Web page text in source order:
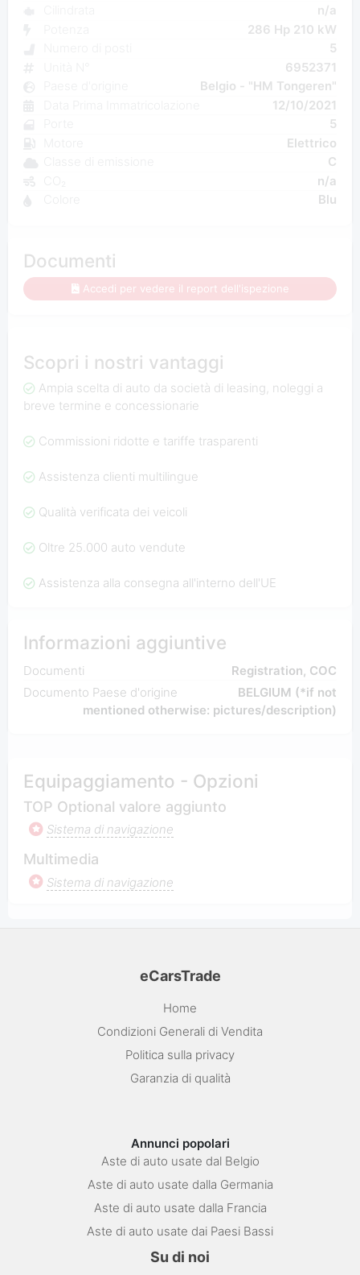
n/a
286 Hp 210 kW
5
6952371
Belgio - "HM Tongeren"
12/10/2021
5
Elettrico
C
n/a
Blu
Documenti
Accedi per vedere il report dell'ispezione
Scopri i nostri vantaggi
Ampia scelta di auto da società di leasing, noleggi a
breve termine e concessionarie
Commissioni ridotte e tariffe trasparenti
Assistenza clienti multilingue
Qualità verificata dei veicoli
Oltre 25.000 auto vendute
Assistenza alla consegna all'interno dell'UE
Informazioni aggiuntive
Documenti
Registration, COC
Documento Paese d'origine
BELGIUM (*if not
mentioned otherwise: pictures/description)
Equipaggiamento - Opzioni
TOP Optional valore aggiunto
Sistema di navigazione
Multimedia
Sistema di navigazione
eCarsTrade
Home
Condizioni Generali di Vendita
Politica sulla privacy
Garanzia di qualità
Annunci popolari
Aste di auto usate dal Belgio
Aste di auto usate dalla Germania
Aste di auto usate dalla Francia
Aste di auto usate dai Paesi Bassi
Su di noi